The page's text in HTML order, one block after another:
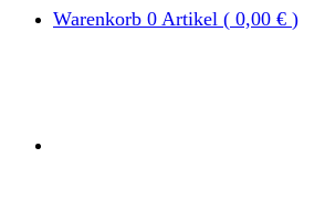
Warenkorb 0 Artikel ( 0,00 € )